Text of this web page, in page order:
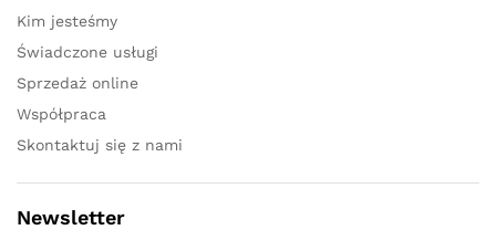
Kim jesteśmy
Świadczone usługi
Sprzedaż online
Współpraca
Skontaktuj się z nami
Newsletter